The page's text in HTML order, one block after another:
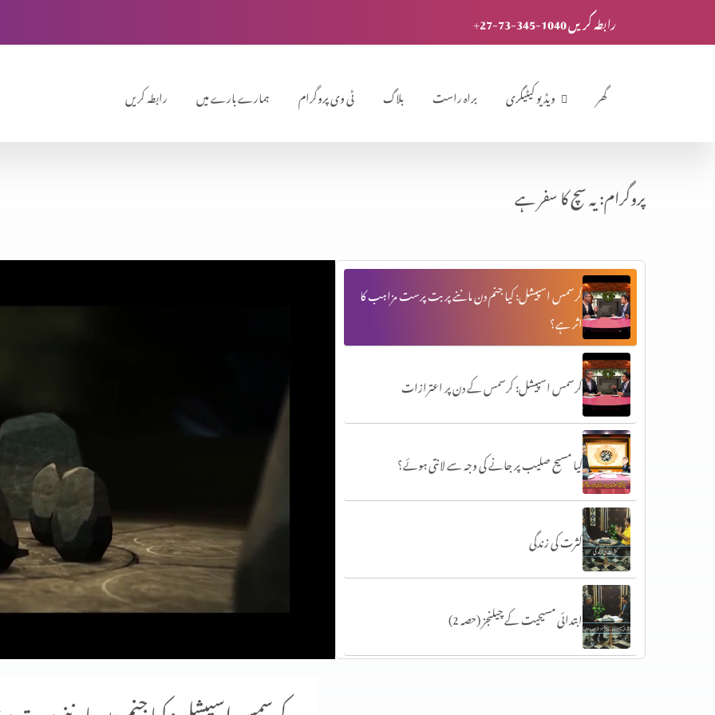
+27-73-345-1040 رابطہ کریں
رابطہ کریں ہمارے بارے میں ٹی وی پروگرام بلاگ براہ راست ویڈیو کیٹیگری گھر
پروگرام: یہ سچ کا سفر ہے
کرسمس اسپیشل: کیا جنم دن ماننے پر بت پرست مزاہب کا
اثر ہے؟
کرسمس اسپیشل: کرسمس کے دن پر اعترازات
کیا مسیح صلیب پر جانے کی وجہ سے لانتی ہوئے؟
کثرت کی زندگی
ابتدائی مسیحیت کے چیلنجز (حصہ 2)